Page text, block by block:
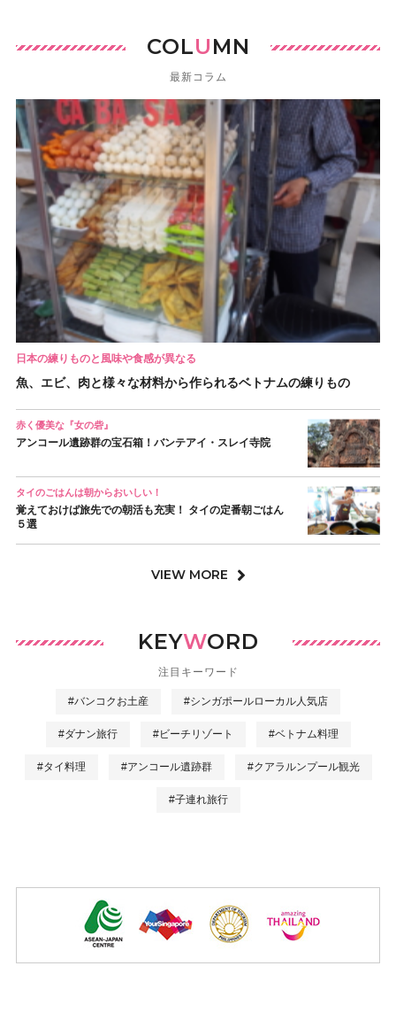
COLUMN
最新コラム
日本の練りものと風味や食感が異なる
魚、エビ、肉と様々な材料から作られるベトナムの練りもの
赤く優美な『女の砦』
アンコール遺跡群の宝石箱！バンテアイ・スレイ寺院
タイのごはんは朝からおいしい！
覚えておけば旅先での朝活も充実！ タイの定番朝ごはん
５選
VIEW MORE
KEYWORD
注目キーワード
#バンコクお土産 #シンガポールローカル人気店
#ダナン旅行 #ビーチリゾート #ベトナム料理
#タイ料理 #アンコール遺跡群 #クアラルンプール観光
#子連れ旅行